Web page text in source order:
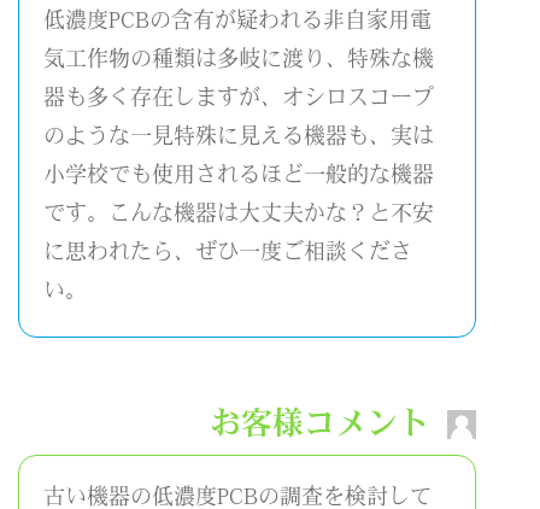
低濃度PCBの含有が疑われる非自家用電
気工作物の種類は多岐に渡り、特殊な機
器も多く存在しますが、オシロスコープ
のような一見特殊に見える機器も、実は
小学校でも使用されるほど一般的な機器
です。こんな機器は大丈夫かな？と不安
に思われたら、ぜひ一度ご相談くださ
い。
お客様コメント
古い機器の低濃度PCBの調査を検討して